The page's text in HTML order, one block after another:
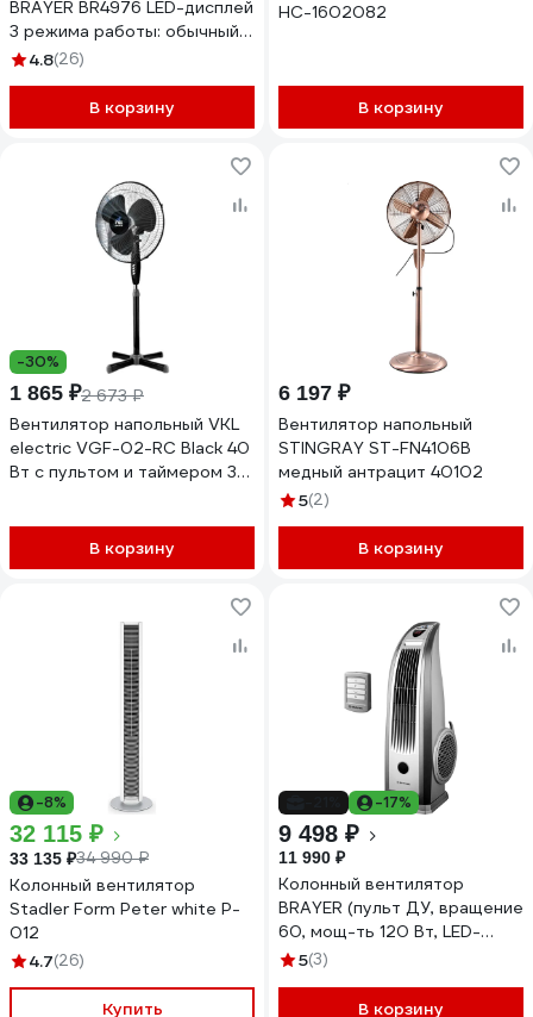
BRAYER BR4976 LED-дисплей
3 режима работы: обычный,
бриз, ночной BR4976
4.8(26)
В корзину
НС-1602082
В корзину
-30%
1 865 ₽2 673 ₽
Вентилятор напольный VKL
electric VGF-02-RC Black 40
Вт с пультом и таймером 3
В корзину
6 197 ₽
Вентилятор напольный
STINGRAY ST-FN4106B
медный антрацит 40102
5(2)
В корзину
-8%
32 115 ₽
33 135 ₽34 990 ₽
Колонный вентилятор
Stadler Form Peter white P-
012
4.7(26)
Купить
-17%
9 498 ₽
11 990 ₽
Колонный вентилятор
BRAYER (пульт ДУ, вращение
60, мощ-ть 120 Вт, LED-
дисплей) BR4981
5(3)
В корзину